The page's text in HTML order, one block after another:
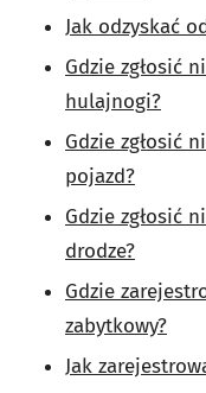
Jak odzyskać
Gdzie zgłosić
hulajnogi?
Gdzie zgłosić
pojazd?
Gdzie zgłosić
drodze?
Gdzie
zabytkowy?
Jak